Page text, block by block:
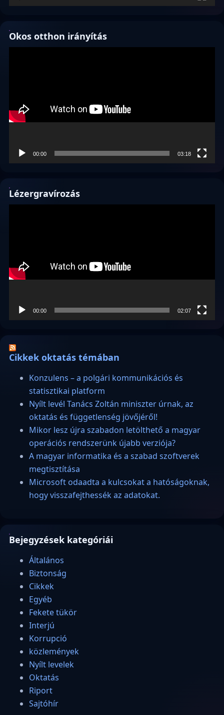
Okos otthon irányítás
00:00 03:18
Lézergravírozás
00:00 02:07
Cikkek oktatás témában
Konzulens – a polgári kommunikációs és
statisztikai platform
Nyílt levél Tanács Zoltán miniszter úrnak, az
oktatás és függetlenség jövőjéről!
Mikor lesz újra szabadon letölthető a magyar
operációs rendszerünk újabb verziója?
A magyar informatika és a szabad szoftverek
megtisztítása
Microsoft odaadta a kulcsokat a hatóságoknak,
hogy visszafejthessék az adatokat.
Bejegyzések kategóriái
Általános
Biztonság
Cikkek
Egyéb
Fekete tükör
Interjú
Korrupció
közlemények
Nyílt levelek
Oktatás
Riport
Sajtóhír